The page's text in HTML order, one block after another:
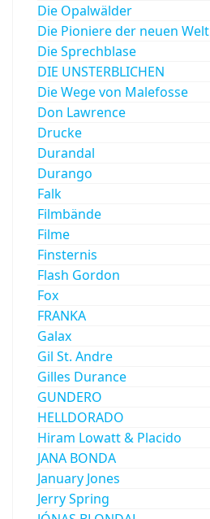
Die Opalwälder
Die Pioniere der neuen Welt
Die Sprechblase
DIE UNSTERBLICHEN
Die Wege von Malefosse
Don Lawrence
Drucke
Durandal
Durango
Falk
Filmbände
Filme
Finsternis
Flash Gordon
Fox
FRANKA
Galax
Gil St. Andre
Gilles Durance
GUNDERO
HELLDORADO
Hiram Lowatt & Placido
JANA BONDA
January Jones
Jerry Spring